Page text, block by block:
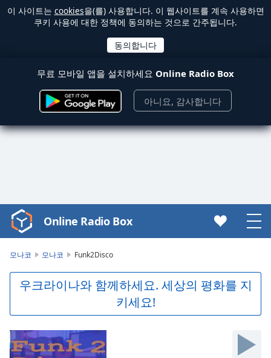
이 사이트는 cookies을(를) 사용합니다. 이 웹사이트를 계속 사용하면
쿠키 사용에 대한 정책에 동의하는 것으로 간주됩니다.
무료 모바일 앱을 설치하세요 Online Radio Box
아니요, 감사합니다
Video
Player
Play
Video
Skip
Skip
Forward
Online Radio Box
모나코 모나코 Funk2Disco
우크라이나와 함께하세요. 세상의 평화를 지
키세요!